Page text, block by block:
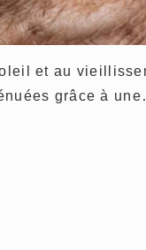
et au
grâce à